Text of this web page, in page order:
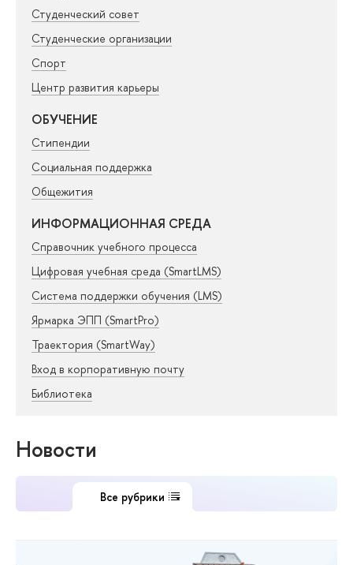
Студенческий совет
Студенческие организации
Спорт
Центр развития карьеры
ОБУЧЕНИЕ
Стипендии
Социальная поддержка
Общежития
ИНФОРМАЦИОННАЯ СРЕДА
Справочник учебного процесса
Цифровая учебная среда (SmartLMS)
Система поддержки обучения (LMS)
Ярмарка ЭПП (SmartPro)
Траектория (SmartWay)
Вход в корпоративную почту
Библиотека
Новости
Все рубрики